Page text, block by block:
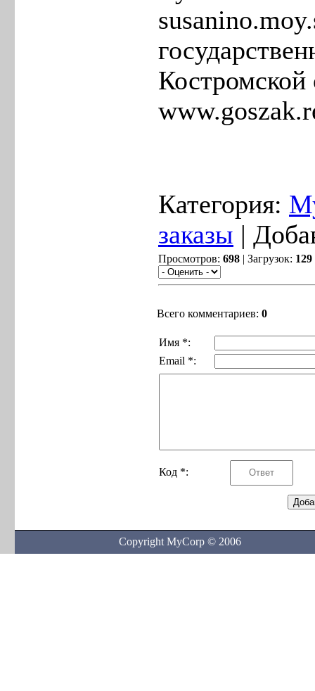
Костромской
Категория:
заказы |
Просмотров: 698 | Загрузок: 129
Всего комментариев: 0
Имя *:
Email *:
Код *:
Copyright MyCorp © 2006